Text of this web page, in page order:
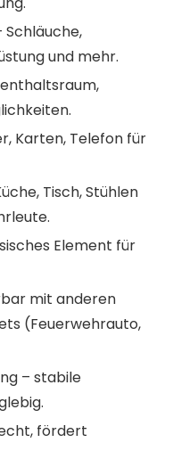
Schläuche,
und mehr.
Karten, Telefon für
Tisch, Stühlen
Element für
mit anderen
(Feuerwehrauto,
– stabile
fördert